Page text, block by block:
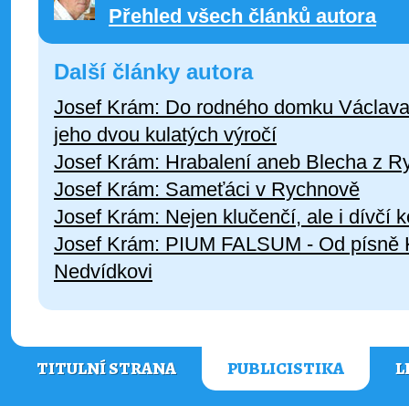
Přehled všech článků autora
Další články autora
Josef Krám: Do rodného domku
jeho dvou kulatých výročí
Josef Krám: Hrabalení aneb Blecha z
Josef Krám: Sameťáci v Rychnově
Josef Krám: Nejen klučenčí, ale i dívčí
Josef Krám: PIUM FALSUM - Od písně
Nedvídkovi
TITULNÍ STRANA PUBLICISTIKA